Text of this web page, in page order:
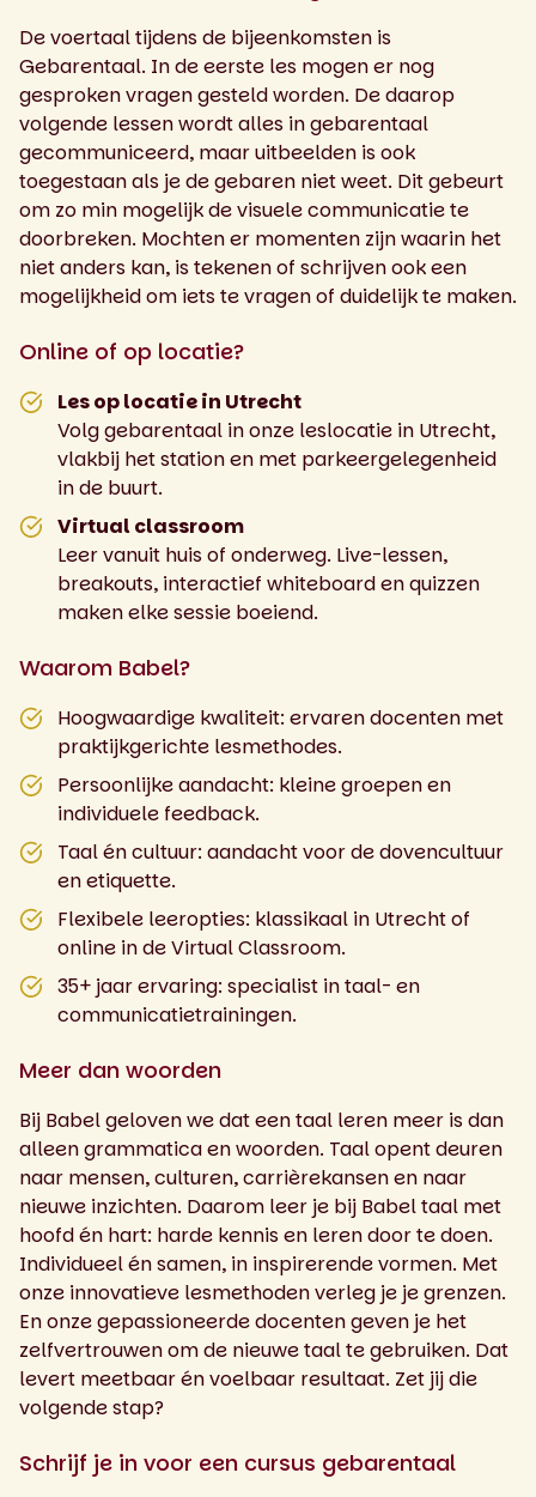
De voertaal tijdens de bijeenkomsten is
Gebarentaal. In de eerste les mogen er nog
gesproken vragen gesteld worden. De daarop
volgende lessen wordt alles in gebarentaal
gecommuniceerd, maar uitbeelden is ook
toegestaan als je de gebaren niet weet. Dit gebeurt
om zo min mogelijk de visuele communicatie te
doorbreken. Mochten er momenten zijn waarin het
niet anders kan, is tekenen of schrijven ook een
mogelijkheid om iets te vragen of duidelijk te maken.
Online of op locatie?
Les op locatie in Utrecht
Volg gebarentaal in onze leslocatie in Utrecht,
vlakbij het station en met parkeergelegenheid
in de buurt.
Virtual classroom
Leer vanuit huis of onderweg. Live-lessen,
breakouts, interactief whiteboard en quizzen
maken elke sessie boeiend.
Waarom Babel?
Hoogwaardige kwaliteit: ervaren docenten met
praktijkgerichte lesmethodes.
Persoonlijke aandacht: kleine groepen en
individuele feedback.
Taal én cultuur: aandacht voor de dovencultuur
en etiquette.
Flexibele leeropties: klassikaal in Utrecht of
online in de Virtual Classroom.
35+ jaar ervaring: specialist in taal- en
communicatietrainingen.
Meer dan woorden
Bij Babel geloven we dat een taal leren meer is dan
alleen grammatica en woorden. Taal opent deuren
naar mensen, culturen, carrièrekansen en naar
nieuwe inzichten. Daarom leer je bij Babel taal met
hoofd én hart: harde kennis en leren door te doen.
Individueel én samen, in inspirerende vormen. Met
onze innovatieve lesmethoden verleg je je grenzen.
En onze gepassioneerde docenten geven je het
zelfvertrouwen om de nieuwe taal te gebruiken. Dat
levert meetbaar én voelbaar resultaat. Zet jij die
volgende stap?
Schrijf je in voor een cursus gebarentaal